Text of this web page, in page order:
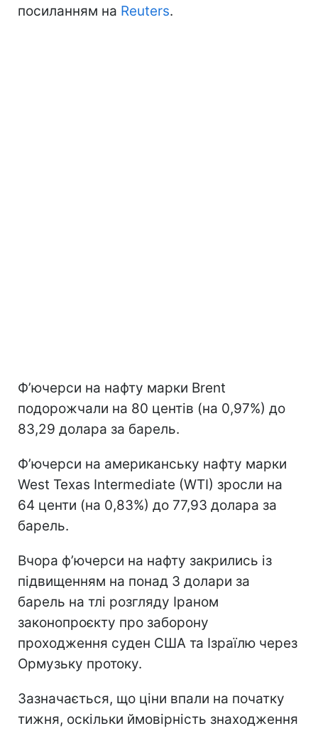
посиланням на Reuters.
Ф’ючерси на нафту марки Brent
подорожчали на 80 центів (на 0,97%) до
83,29 долара за барель.
Ф’ючерси на американську нафту марки
West Texas Intermediate (WTI) зросли на
64 центи (на 0,83%) до 77,93 долара за
барель.
Вчора ф’ючерси на нафту закрились із
підвищенням на понад 3 долари за
барель на тлі розгляду Іраном
законопроєкту про заборону
проходження суден США та Ізраїлю через
Ормузьку протоку.
Зазначається, що ціни впали на початку
тижня, оскільки ймовірність знаходження